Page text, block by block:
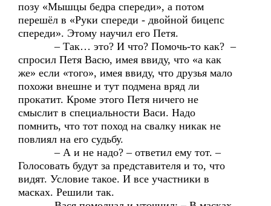
позу «Мышцы бедра спереди», а потом
перешёл в «Руки спереди - двойной бицепс
спереди». Этому научил его Петя.
– Так… это? И что? Помочь-то как? –
спросил Петя Васю, имея ввиду, что «а как
же» если «того», имея ввиду, что друзья мало
похожи внешне и тут подмена вряд ли
прокатит. Кроме этого Петя ничего не
смыслит в специальности Васи. Надо
помнить, что тот поход на свалку никак не
повлиял на его судьбу.
– А и не надо? – ответил ему тот. –
Голосовать будут за представителя и то, что
видят. Условие такое. И все участники в
масках. Решили так.